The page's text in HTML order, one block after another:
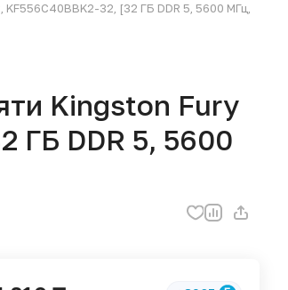
32, [32 ГБ DDR 5, 5600 МГц,
Kingston Fury
ГБ DDR 5, 5600